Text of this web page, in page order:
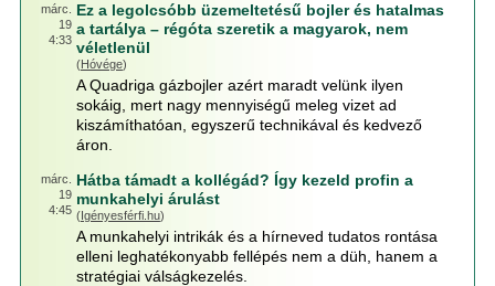
márc.
19
4:33
Ez a legolcsóbb üzemeltetésű bojler és hatalmas
a tartálya – régóta szeretik a magyarok, nem
véletlenül
(Hóvége)
A Quadriga gázbojler azért maradt velünk ilyen
sokáig, mert nagy mennyiségű meleg vizet ad
kiszámíthatóan, egyszerű technikával és kedvező
áron.
márc.
19
4:45
Hátba támadt a kollégád? Így kezeld profin a
munkahelyi árulást
(Igényesférfi.hu)
A munkahelyi intrikák és a hírneved tudatos rontása
elleni leghatékonyabb fellépés nem a düh, hanem a
stratégiai válságkezelés.